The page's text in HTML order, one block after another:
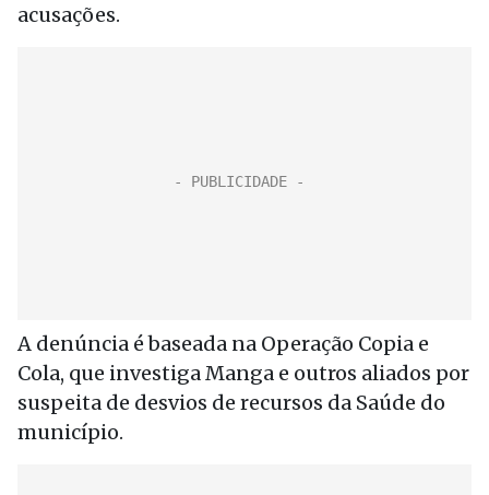
acusações.
A denúncia é baseada na Operação Copia e
Cola, que investiga Manga e outros aliados por
suspeita de desvios de recursos da Saúde do
município.